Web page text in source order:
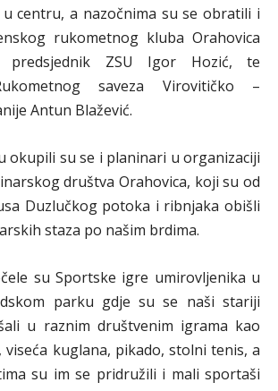
centru, a nazočnima su se obratili i
rukometnog kluba Orahovica
predsjednik ZSU Igor Hozić, te
saveza Virovitičko –
Antun Blažević.
okupili su se i planinari u organizaciji
društva Orahovica, koji su od
Duzlučkog potoka i ribnjaka obišli
staza po našim brdima.
su Sportske igre umirovljenika u
parku gdje su se naši stariji
u raznim društvenim igrama kao
kuglana, pikado, stolni tenis, a
su im se pridružili i mali sportaši